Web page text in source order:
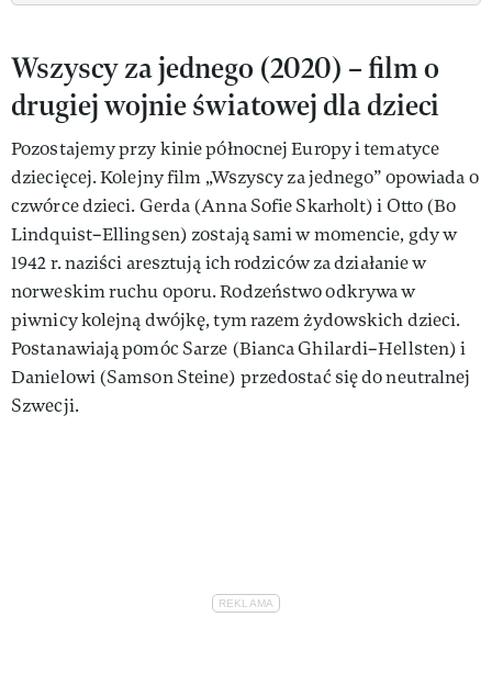
Wszyscy za jednego (2020) – film o
drugiej wojnie światowej dla dzieci
Pozostajemy przy kinie północnej Europy i tematyce
dziecięcej. Kolejny film „Wszyscy za jednego” opowiada o
czwórce dzieci. Gerda (Anna Sofie Skarholt) i Otto (Bo
Lindquist–Ellingsen) zostają sami w momencie, gdy w
1942 r. naziści aresztują ich rodziców za działanie w
norweskim ruchu oporu. Rodzeństwo odkrywa w
piwnicy kolejną dwójkę, tym razem żydowskich dzieci.
Postanawiają pomóc Sarze (Bianca Ghilardi–Hellsten) i
Danielowi (Samson Steine) przedostać się do neutralnej
Szwecji.